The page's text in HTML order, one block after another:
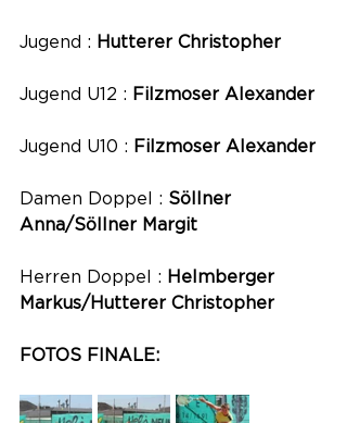
Jugend : Hutterer Christopher
Jugend U12 : Filzmoser Alexander
Jugend U10 : Filzmoser Alexander
Damen Doppel : Söllner
Anna/Söllner Margit
Herren Doppel : Helmberger
Markus/Hutterer Christopher
FOTOS FINALE: